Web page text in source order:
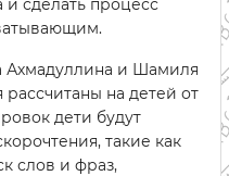
сделать процесс
и Шамиля
на детей от
дети будут
такие как
слов и фраз,